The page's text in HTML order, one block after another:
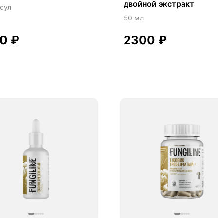
микробиота
микробиом
здоровье
зрение
иммунитета
при аллергии
₽
двойной экстракт
50 мл
2300 ₽